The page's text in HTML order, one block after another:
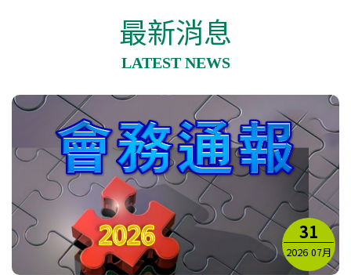
最新消息
LATEST NEWS
31
2026 07月